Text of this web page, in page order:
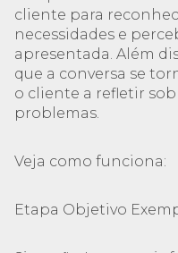
cliente para
necessidades e
apresentada. Além
que a conversa se
o cliente a refletir
problemas.
Veja como funciona:
Etapa Objetivo